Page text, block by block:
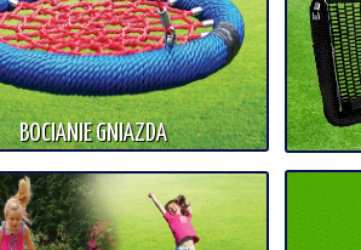
BOCIANIE GNIAZDA